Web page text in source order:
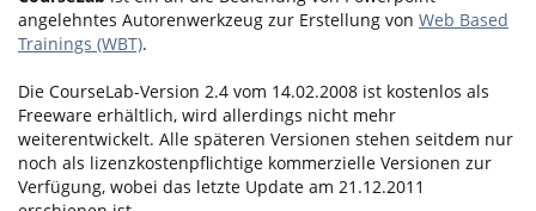
angelehntes Autorenwerkzeug zur Erstellung von Web Based
Trainings (WBT).
Die CourseLab-Version 2.4 vom 14.02.2008 ist kostenlos als
Freeware erhältlich, wird allerdings nicht mehr
weiterentwickelt. Alle späteren Versionen stehen seitdem nur
noch als lizenzkostenpflichtige kommerzielle Versionen zur
Verfügung, wobei das letzte Update am 21.12.2011